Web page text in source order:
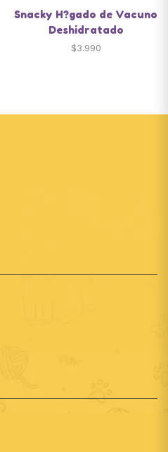
Snacky H?gado de Vacuno
Deshidratado
$3.990